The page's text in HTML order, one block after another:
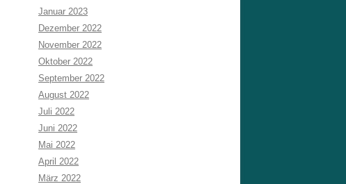
Januar 2023
Dezember 2022
November 2022
Oktober 2022
September 2022
August 2022
Juli 2022
Juni 2022
Mai 2022
April 2022
März 2022